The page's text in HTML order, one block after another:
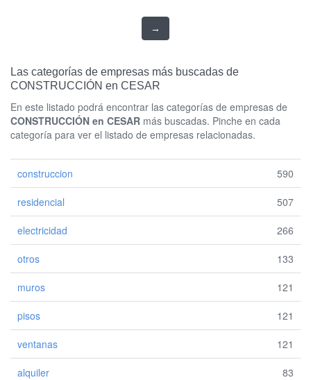
→
Las categorías de empresas más buscadas de
CONSTRUCCIÓN en CESAR
En este listado podrá encontrar las categorías de empresas de
CONSTRUCCIÓN en CESAR más buscadas. Pinche en cada
categoría para ver el listado de empresas relacionadas.
construccion 590
residencial 507
electricidad 266
otros 133
muros 121
pisos 121
ventanas 121
alquiler 83